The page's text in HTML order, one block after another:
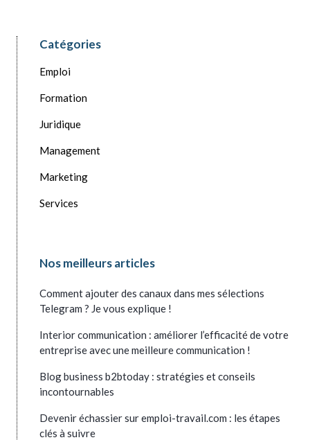
Catégories
Emploi
Formation
Juridique
Management
Marketing
Services
Nos meilleurs articles
Comment ajouter des canaux dans mes sélections
Telegram ? Je vous explique !
Interior communication : améliorer l’efficacité de votre
entreprise avec une meilleure communication !
Blog business b2btoday : stratégies et conseils
incontournables
Devenir échassier sur emploi-travail.com : les étapes
clés à suivre